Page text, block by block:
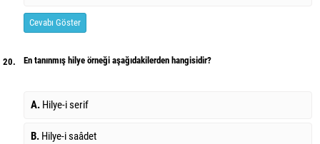
Cevabı Göster
20. En tanınmış hilye örneği aşağıdakilerden hangisidir?
A. Hilye-i serif
B. Hilye-i saâdet